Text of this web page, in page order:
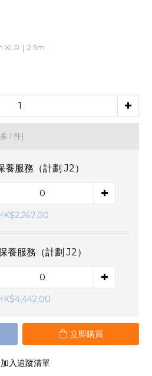
XLR｜2.5m
1 件)
服務（計劃 J2）
服務（計劃 J2）
立即購買
加入追蹤清單